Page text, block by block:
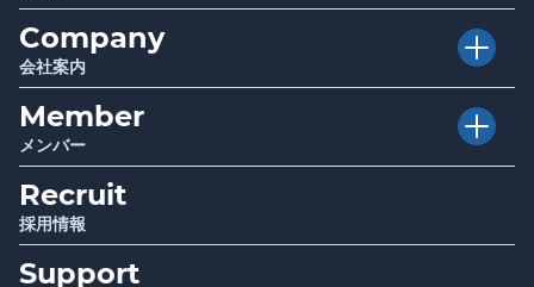
Company
会社案内
Vision 目指す世界
Mission 使命
Value
Message
Member
メンバー
Story ストーリー
Recruit
採用情報
Support